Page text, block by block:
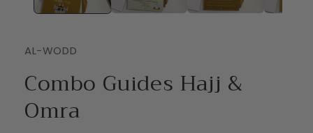
AL-WODD
Combo Guides Hajj &
Omra